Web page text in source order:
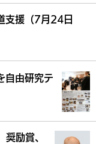
支援（7月24日
自由研究テ
励賞、